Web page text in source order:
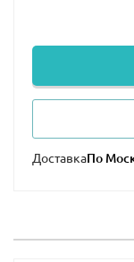
Доставка